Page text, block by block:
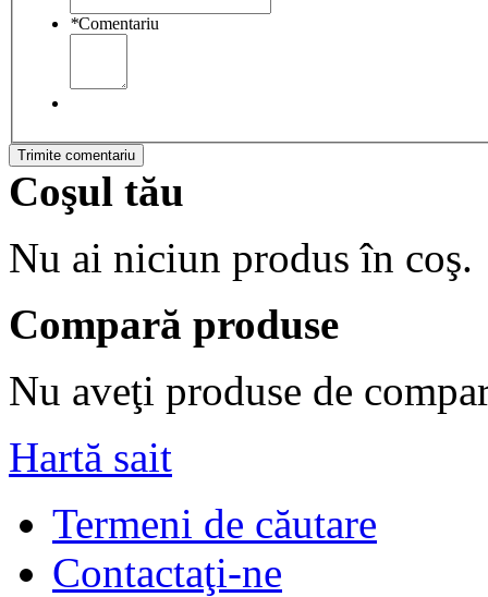
*Comentariu
Trimite comentariu
Coşul tău
Nu ai niciun produs în coş.
Compară produse
Nu aveţi produse de
Hartă sait
Termeni de căutare
Contactaţi-ne